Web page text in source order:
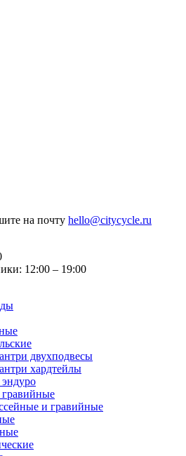
на почту hello@citycycle.ru
12:00 – 19:00
двухподвесы
хардтейлы
и гравийные